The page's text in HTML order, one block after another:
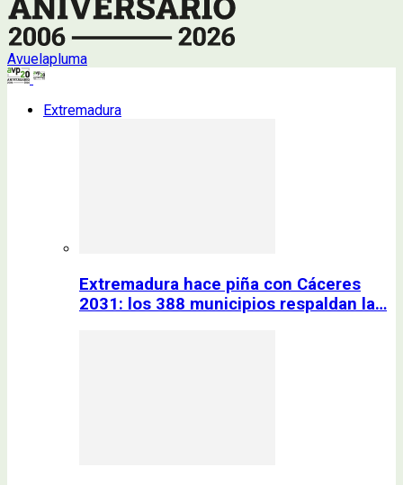
Avuelapluma
Extremadura
Extremadura hace piña con Cáceres
2031: los 388 municipios respaldan la…